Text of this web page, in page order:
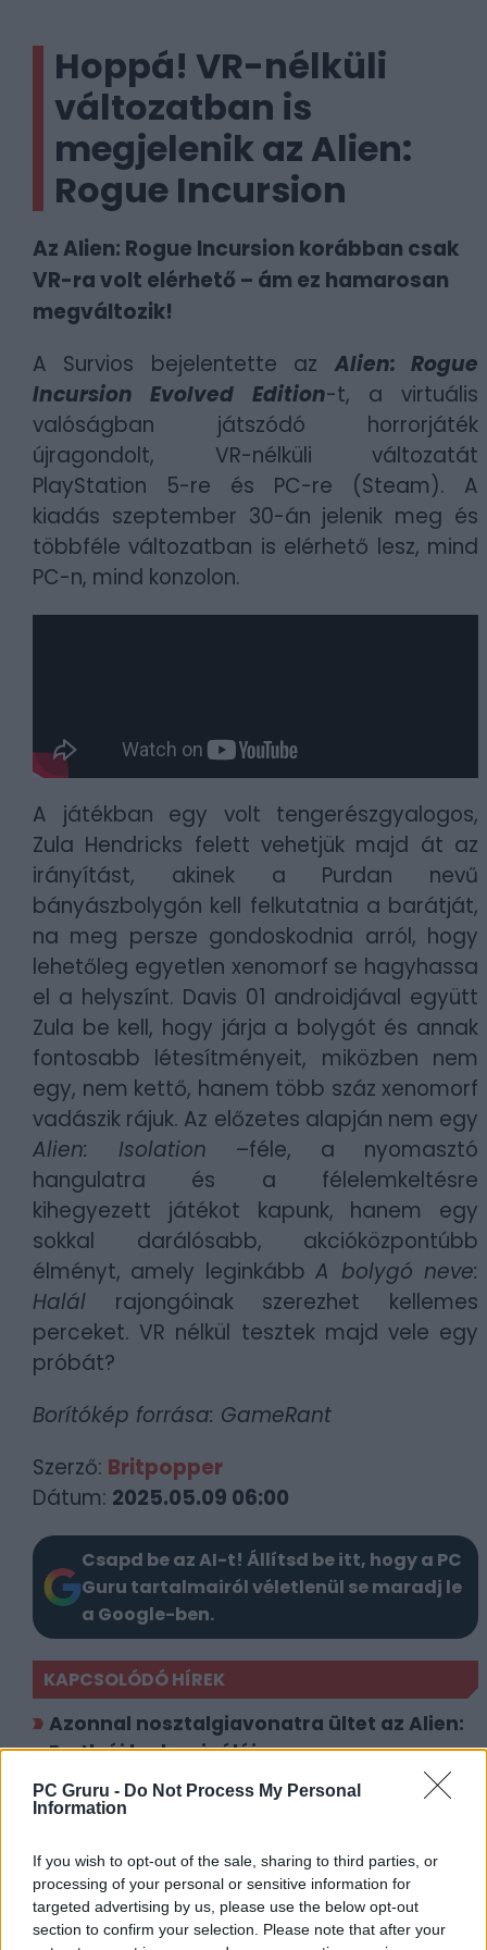
PC Gruru - Do Not Process My Personal
Information
If you wish to opt-out of the sale, sharing to third parties, or
processing of your personal or sensitive information for
targeted advertising by us, please use the below opt-out
section to confirm your selection. Please note that after your
Hoppá! VR-nélküli
változatban is
megjelenik az Alien:
Rogue Incursion
Az Alien: Rogue Incursion korábban csak
VR-ra volt elérhető – ám ez hamarosan
megváltozik!
A Survios bejelentette az Alien: Rogue
Incursion Evolved Edition-t, a virtuális
valóságban játszódó horrorjáték
újragondolt, VR-nélküli változatát
PlayStation 5-re és PC-re (Steam). A
kiadás szeptember 30-án jelenik meg és
többféle változatban is elérhető lesz, mind
PC-n, mind konzolon.
A játékban egy volt tengerészgyalogos,
Zula Hendricks felett vehetjük majd át az
irányítást, akinek a Purdan nevű
bányászbolygón kell felkutatnia a barátját,
na meg persze gondoskodnia arról, hogy
lehetőleg egyetlen xenomorf se hagyhassa
el a helyszínt. Davis 01 androidjával együtt
Zula be kell, hogy járja a bolygót és annak
fontosabb létesítményeit, miközben nem
egy, nem kettő, hanem több száz xenomorf
vadászik rájuk. Az előzetes alapján nem egy
Alien: Isolation –féle, a nyomasztó
hangulatra és a félelemkeltésre
kihegyezett játékot kapunk, hanem egy
sokkal darálósabb, akcióközpontúbb
élményt, amely leginkábbA bolygó neve:
Halál rajongóinak szerezhet kellemes
perceket. VR nélkül tesztek majd vele egy
próbát?
Borítókép forrása: GameRant
Szerző: Britpopper
Dátum: 2025.05.09 06:00
Csapd be az AI-t! Állítsd be itt, hogy a PC
Guru tartalmairól véletlenül se maradj le
a Google-ben.
KAPCSOLÓDÓ HÍREK
Azonnal nosztalgiavonatra ültet az Alien:
Earth új kedvcsinálója
Nem csak a xenomorftól kell tartani – Új
előzetesen az Alien: Earth
LEGFRISSEBB VIDEÓNK